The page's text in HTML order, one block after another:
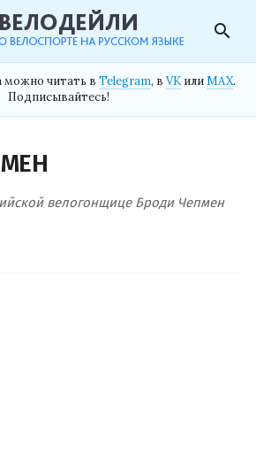
search
можно читать в Telegram, в VK илиMAX.
Подписывайтесь!
велогонщице Броди Чепмен